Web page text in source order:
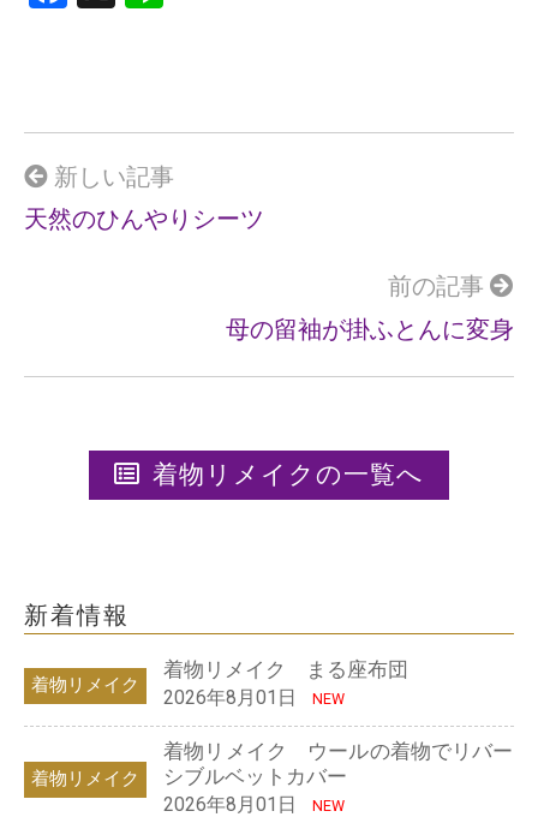
o
o
k
新しい記事
天然のひんやりシーツ
前の記事
母の留袖が掛ふとんに変身
着物リメイクの一覧へ
新着情報
着物リメイク
着物リメイク まる座布団
2026年8月01日
NEW
着物リメイク
着物リメイク ウールの着物でリバー
シブルベットカバー
2026年8月01日
NEW